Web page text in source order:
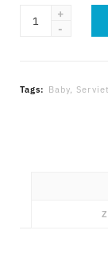
Baby
Strampler
Menge
Tags: Baby,